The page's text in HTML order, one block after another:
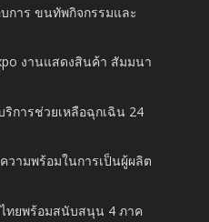
การ ขนทัพกิจกรรมและ
งานแสดงสินค้า สัมมนา
การช่วยเหลือฉุกเฉิน 24
วามพร้อมในการเป็นผู้ผลิต
ทยพร้อมสนับสนุน 4 ภาค